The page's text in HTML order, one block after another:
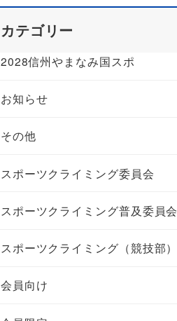
カテゴリー
2028信州やまなみ国スポ
お知らせ
その他
スポーツクライミング委員会
スポーツクライミング普及委員会
スポーツクライミング（競技部）
会員向け